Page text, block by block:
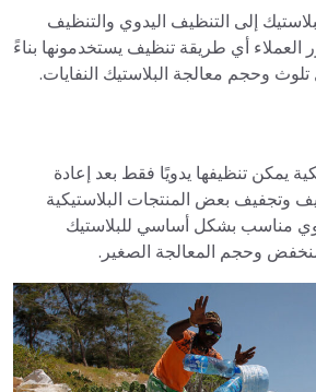
إلى التنظيف اليدوي والتنظيف
العملاء أي طريقة تنظيف يستخدمونها بناءً
وحجم معالجة البلاستيك النفايات.
يمكن تنظيفها يدويًا فقط بعد إعادة
وتجفيف بعض المنتجات البلاستيكية
مناسب بشكل أساسي للبلاستيك
وحجم المعالجة الصغير.